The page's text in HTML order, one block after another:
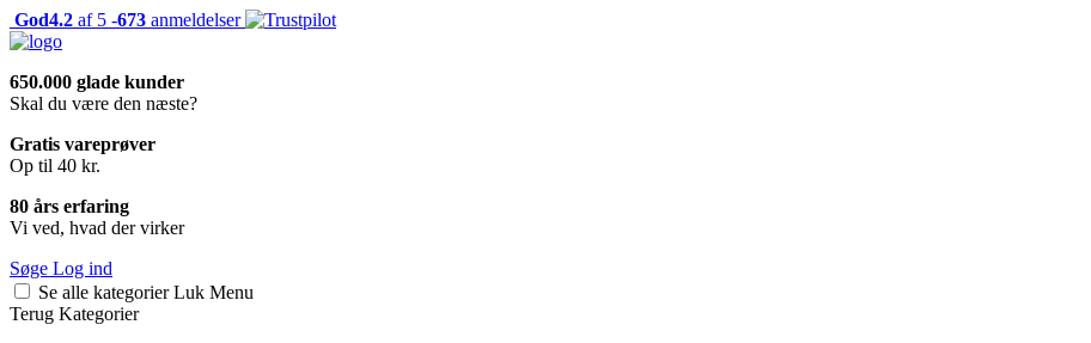
God4.2 af 5 -673 anmeldelser
650.000 glade kunder
Skal du være den næste?
Gratis vareprøver
Op til 40 kr.
80 års erfaring
Vi ved, hvad der virker
Søge Log ind
Se alle kategorier Luk Menu
Terug Kategorier